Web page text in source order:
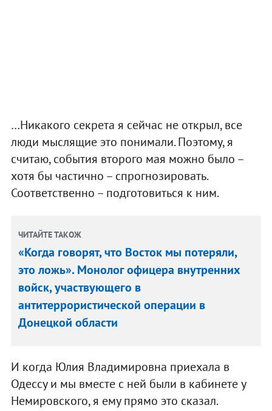
…Никакого секрета я сейчас не открыл, все
люди мыслящие это понимали. Поэтому, я
считаю, события второго мая можно было –
хотя бы частично – спрогнозировать.
Соответственно – подготовиться к ним.
ЧИТАЙТЕ ТАКОЖ
«Когда говорят, что Восток мы потеряли,
это ложь». Монолог офицера внутренних
войск, участвующего в
антитеррористической операции в
Донецкой области
И когда Юлия Владимировна приехала в
Одессу и мы вместе с ней были в кабинете у
Немировского, я ему прямо это сказал.